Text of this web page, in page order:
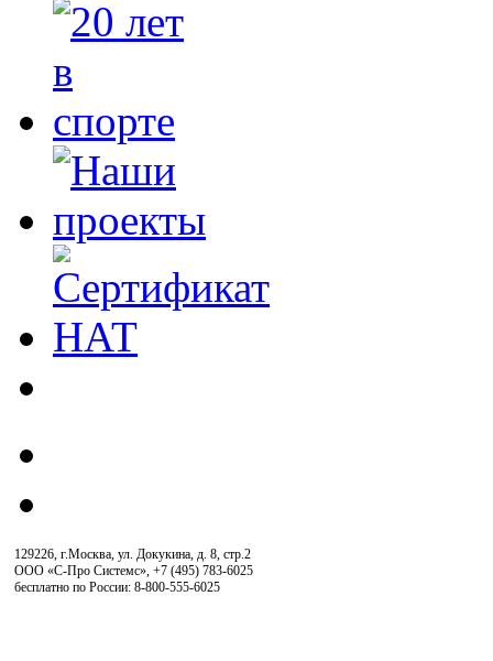
129226, г.Москва, ул. Докукина, д. 8, стр.2
ООО «С-Про Системс», +7 (495) 783-6025
бесплатно по России: 8-800-555-6025